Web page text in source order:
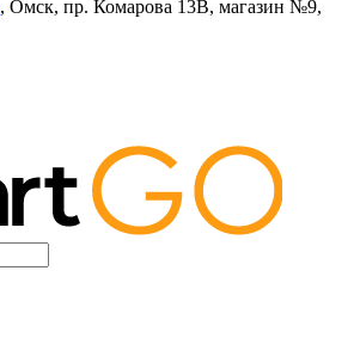
, Омск, пр. Комарова 13В, магазин №9,